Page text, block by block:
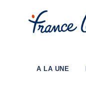
A LA UNE